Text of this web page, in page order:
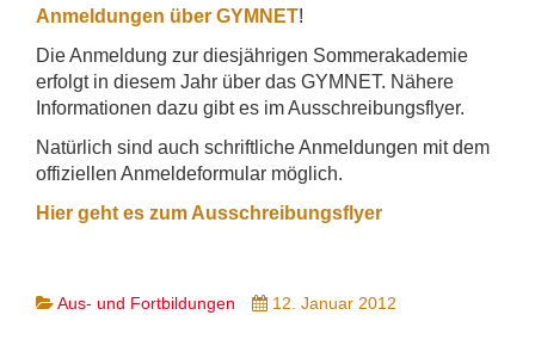
Anmeldungen über GYMNET!
Die Anmeldung zur diesjährigen Sommerakademie
erfolgt in diesem Jahr über das GYMNET. Nähere
Informationen dazu gibt es im Ausschreibungsflyer.
Natürlich sind auch schriftliche Anmeldungen mit dem
offiziellen Anmeldeformular möglich.
Hier geht es zum Ausschreibungsflyer
Aus- und Fortbildungen 12. Januar 2012